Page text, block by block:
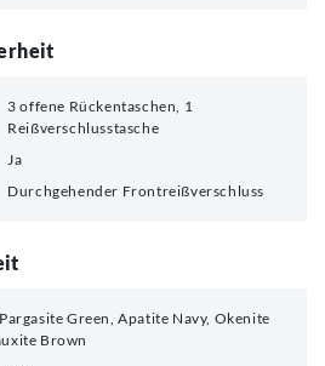
3 offene Rückentaschen, 1
Reißverschlusstasche
Ja
Durchgehender Frontreißverschluss
Green, Apatite Navy, Okenite
Brown